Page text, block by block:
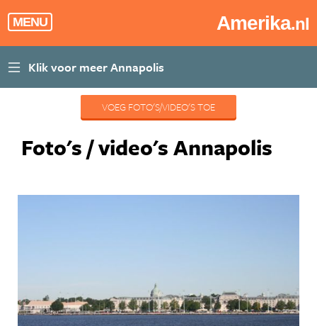
MENU Amerika.nl
VOEG FOTO'S/VIDEO'S TOE
Foto's / video's Annapolis